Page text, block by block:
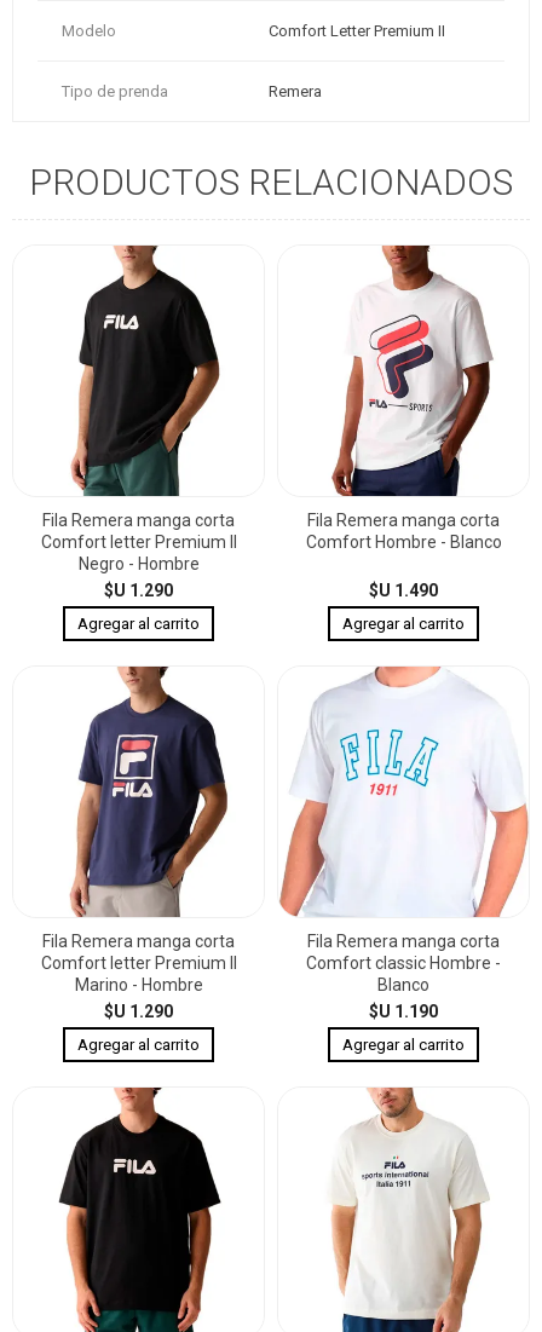
Modelo Comfort Letter Premium II
Tipo de prenda Remera
PRODUCTOS RELACIONADOS
Fila Remera manga corta
Comfort letter Premium II
Negro - Hombre
$U 1.290
Fila Remera manga corta
Comfort Hombre - Blanco
$U 1.490
Fila Remera manga corta
Comfort letter Premium II
Marino - Hombre
$U 1.290
Fila Remera manga corta
Comfort classic Hombre -
Blanco
$U 1.190